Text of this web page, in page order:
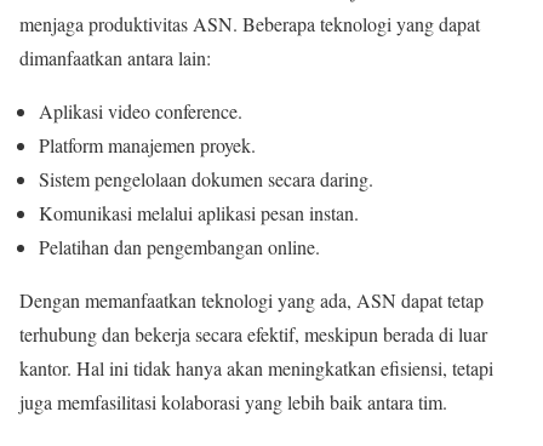
menjaga produktivitas ASN. Beberapa teknologi yang dapat
dimanfaatkan antara lain:
Aplikasi video conference.
Platform manajemen proyek.
Sistem pengelolaan dokumen secara daring.
Komunikasi melalui aplikasi pesan instan.
Pelatihan dan pengembangan online.
Dengan memanfaatkan teknologi yang ada, ASN dapat tetap
terhubung dan bekerja secara efektif, meskipun berada di luar
kantor. Hal ini tidak hanya akan meningkatkan efisiensi, tetapi
juga memfasilitasi kolaborasi yang lebih baik antara tim.